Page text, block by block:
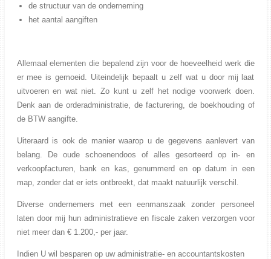
de structuur van de onderneming
het aantal aangiften
Allemaal elementen die bepalend zijn voor de hoeveelheid werk die
er mee is gemoeid. Uiteindelijk bepaalt u zelf wat u door mij laat
uitvoeren en wat niet. Zo kunt u zelf het nodige voorwerk doen.
Denk aan de orderadministratie, de facturering, de boekhouding of
de BTW aangifte.
Uiteraard is ook de manier waarop u de gegevens aanlevert van
belang. De oude schoenendoos of alles gesorteerd op in- en
verkoopfacturen, bank en kas, genummerd en op datum in een
map, zonder dat er iets ontbreekt, dat maakt natuurlijk verschil.
Diverse ondernemers met een eenmanszaak zonder personeel
laten door mij hun administratieve en fiscale zaken verzorgen voor
niet meer dan € 1.200,- per jaar.
Indien U wil besparen op uw administratie- en accountantskosten